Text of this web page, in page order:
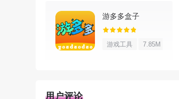
– 进行了一些常规改进，让使用感觉
– 修复了谷歌同步时笔记与复选框
游多多盒子
游戏工具 7.85M
用户评论